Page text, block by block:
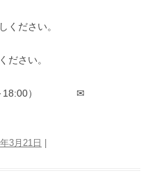
ください。
ださい。
～18:00） ✉
3月21日